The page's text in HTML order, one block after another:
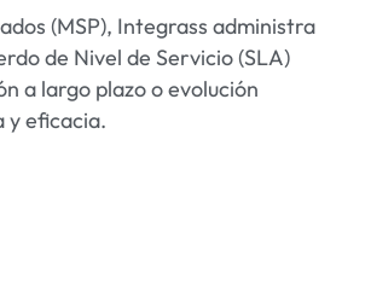
(MSP), Integrass administra
de Nivel de Servicio (SLA)
a largo plazo o evolución
y eficacia.